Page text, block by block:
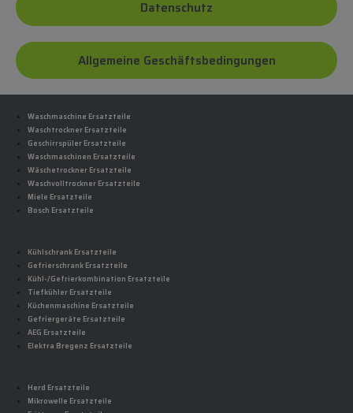
Datenschutz
Allgemeine Geschäftsbedingungen
Waschmaschine Ersatzteile
Waschtrockner Ersatzteile
Geschirrspüler Ersatzteile
Waschmaschinen Ersatzteile
Wäschetrockner Ersatzteile
Waschvolltrockner Ersatzteile
Miele Ersatzteile
Bosch Ersatzteile
Kühlschrank Ersatzteile
Gefrierschrank Ersatzteile
Kühl-/Gefrierkombination Ersatzteile
Tiefkühler Ersatzteile
Küchenmaschine Ersatzteile
Gefriergeräte Ersatzteile
AEG Ersatzteile
Elektra Bregenz Ersatzteile
Herd Ersatzteile
Mikrowelle Ersatzteile